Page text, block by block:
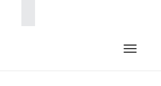
Toggle